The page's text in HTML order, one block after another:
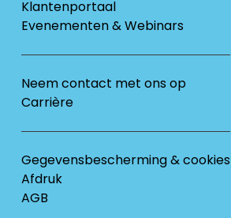
Klantenportaal
Evenementen & Webinars
Neem contact met ons op
Carrière
Gegevensbescherming & cookies
Afdruk
AGB